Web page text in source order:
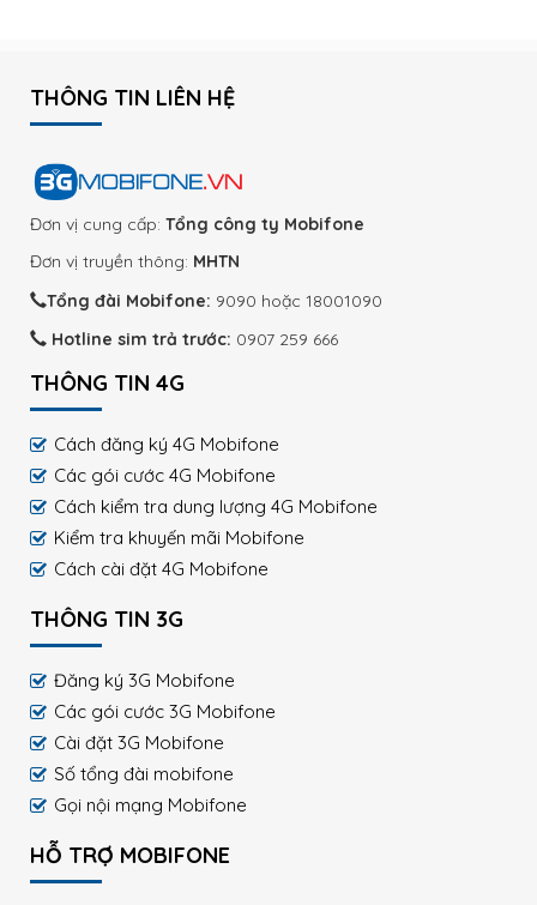
THÔNG TIN LIÊN HỆ
Đơn vị cung cấp: Tổng công ty Mobifone
Đơn vị truyền thông: MHTN
Tổng đài Mobifone: 9090 hoặc 18001090
Hotline sim trả trước: 0907 259 666
THÔNG TIN 4G
Cách đăng ký 4G Mobifone
Các gói cước 4G Mobifone
Cách kiểm tra dung lượng 4G Mobifone
Kiểm tra khuyến mãi Mobifone
Cách cài đặt 4G Mobifone
THÔNG TIN 3G
Đăng ký 3G Mobifone
Các gói cước 3G Mobifone
Cài đặt 3G Mobifone
Số tổng đài mobifone
Gọi nội mạng Mobifone
HỖ TRỢ MOBIFONE